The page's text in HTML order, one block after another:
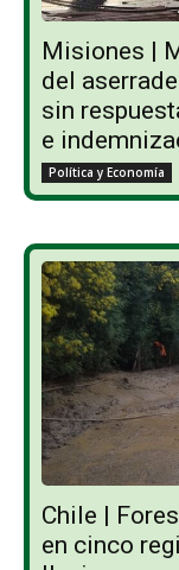
Misiones |
del
sin
e
Política y Economía
Chile |
en cinco